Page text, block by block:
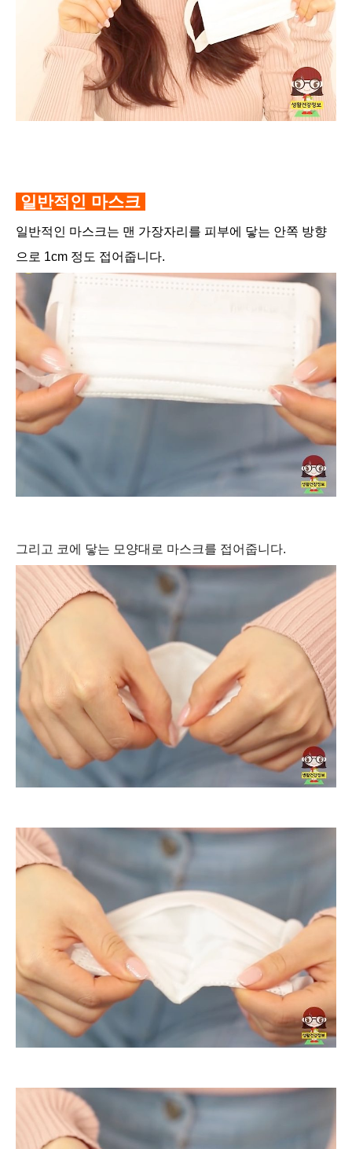
일반적인 마스크
일반적인 마스크는 맨 가장자리를 피부에 닿는 안쪽 방향
으로 1cm 정도 접어줍니다.
그리고 코에 닿는 모양대로 마스크를 접어줍니다.